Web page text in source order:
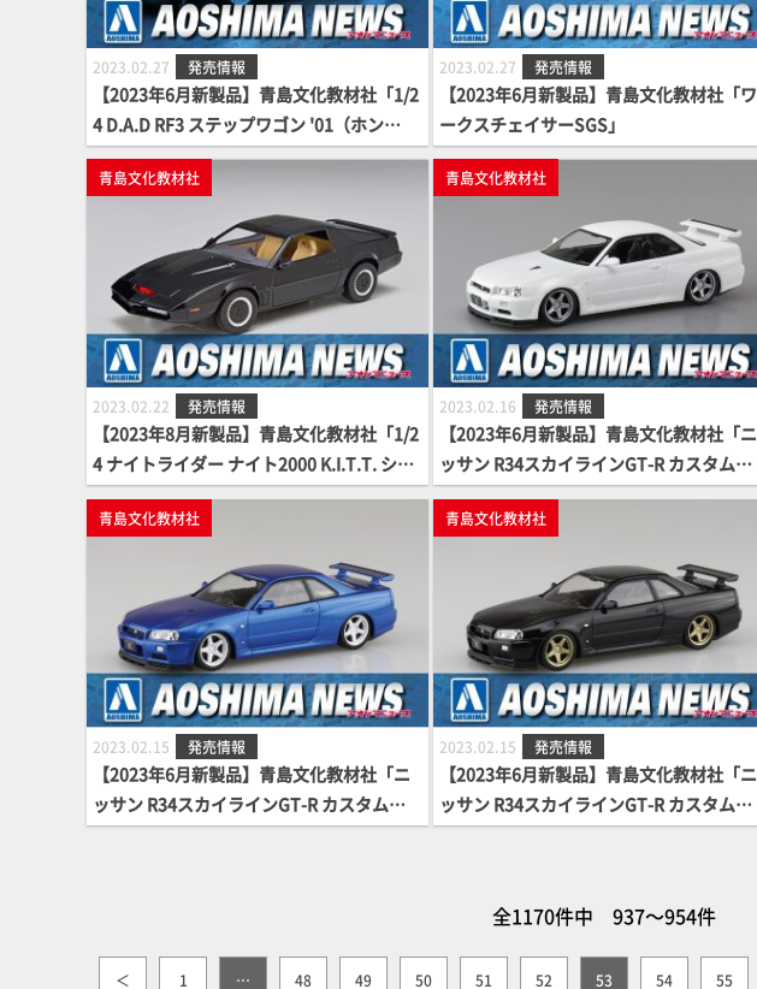
2023.02.27 発売情報
【2023年6月新製品】青島文化教材社「1/2
4 D.A.D RF3 ステップワゴン '01（ホン
ダ）」
2023.02.27 発売情報
【2023年6月新製品】青島文化教材社「ワ
ークスチェイサーSGS」
青島文化教材社
2023.02.22 発売情報
【2023年8月新製品】青島文化教材社「1/2
4 ナイトライダー ナイト2000 K.I.T.T. シー
ズンⅣ スキャナー音声ユニット付き」
青島文化教材社
2023.02.16 発売情報
【2023年6月新製品】青島文化教材社「ニ
ッサン R34スカイラインGT-R カスタムホ
イール(ホワイトパール)」
青島文化教材社
2023.02.15 発売情報
【2023年6月新製品】青島文化教材社「ニ
ッサン R34スカイラインGT-R カスタムホ
イール(ベイサイドブルー)」
青島文化教材社
2023.02.15 発売情報
【2023年6月新製品】青島文化教材社「ニ
ッサン R34スカイラインGT-R カスタムホ
イール(ブラックパール)」
全1170件中 937～954件
＜ 1 … 48 49 50 51 52 53 54 55